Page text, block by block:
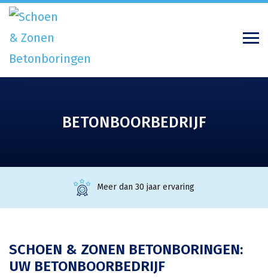
BETONBOORBEDRIJF
Meer dan 30 jaar ervaring
SCHOEN & ZONEN BETONBORINGEN:
UW BETONBOORBEDRIJF